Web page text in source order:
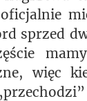
sprzed
więc